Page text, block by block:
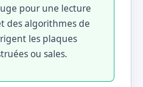
pour une lecture
des algorithmes de
les plaques
ou sales.